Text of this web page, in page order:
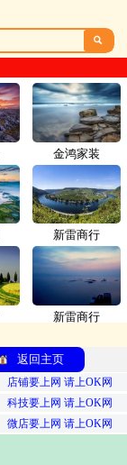

金鸿家装
新雷商行
新雷商行
返回主页
店铺要上网 请上OK网
科技要上网 请上OK网
微店要上网 请上OK网